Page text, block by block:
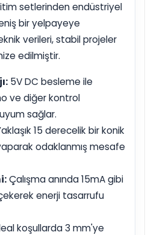
setlerinden endüstriyel
bir yelpayeye
verileri, stabil projeler
edilmiştir.
5V DC besleme ile
ve diğer kontrol
sağlar.
15 derecelik bir konik
odaklanmış mesafe
Çalışma anında 15mA gibi
enerji tasarrufu
koşullarda 3 mm'ye